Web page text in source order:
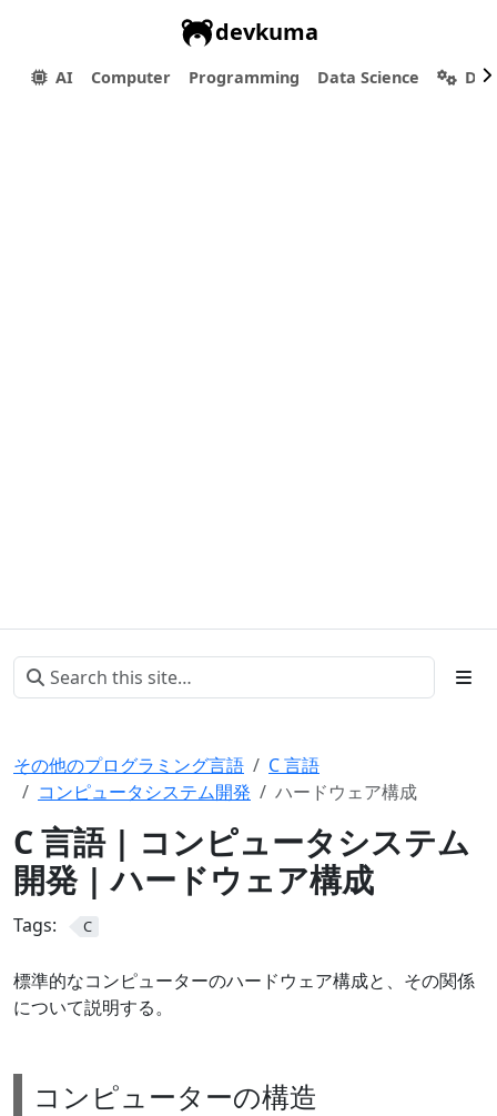
devkuma
AI Computer Programming Data Science
その他のプログラミング言語
C 言語
コンピュータシステム開発
ハードウェア構成
C 言語 | コンピュータシステム
開発 | ハードウェア構成
Tags: C
標準的なコンピューターのハードウェア構成と、その関係
について説明する。
コンピューターの構造